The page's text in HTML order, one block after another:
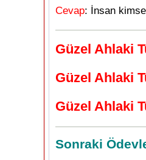
Cevap: İnsan
Güzel Ahlaki
Güzel Ahlaki
Güzel Ahlaki
Sonraki